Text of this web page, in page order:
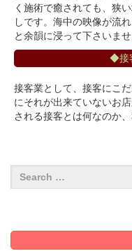
く施術で癒されても、狭
しです。海中の映像が流
と余韻に浸って下さいませ
◆接
接客業として、接客にこ
にそれが出来ていないお
される接客とは何なのか